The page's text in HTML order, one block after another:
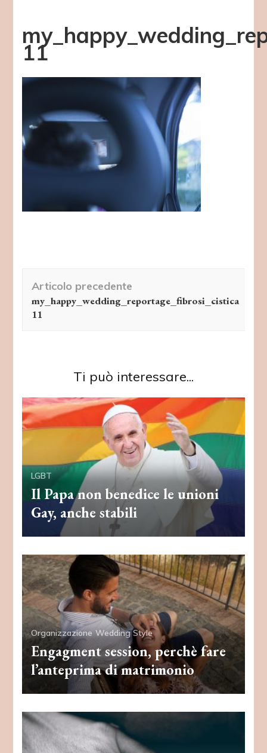
11
articolo
Articolo precedente
my_happy_wedding_reportage_fibrosi_cistica
11
Ti può interessare...
LGBT
Il Papa non benedice le unioni
Gay, anche stabili
Organizzazione Wedding Style
Engagment session, perchè fare
l’anteprima di matrimonio